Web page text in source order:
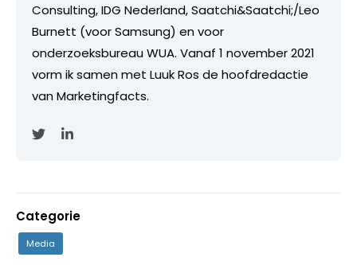
Consulting, IDG Nederland, Saatchi&Saatchi;/Leo
Burnett (voor Samsung) en voor
onderzoeksbureau WUA. Vanaf 1 november 2021
vorm ik samen met Luuk Ros de hoofdredactie
van Marketingfacts.
Categorie
Media